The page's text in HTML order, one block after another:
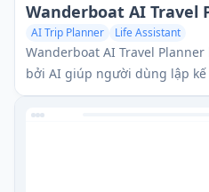
Wanderboat AI Travel
AI Trip Planner Life Assistant
Wanderboat AI Travel
bởi AI giúp người dùng lập kế
cá nhân hóa bằng cách cung
chỉnh cho các điểm tham